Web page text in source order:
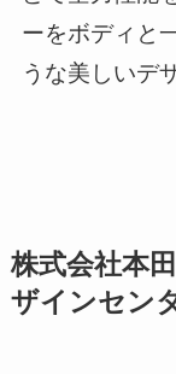
ーをボディと
うな美しいデ
株式会社本
ザインセン